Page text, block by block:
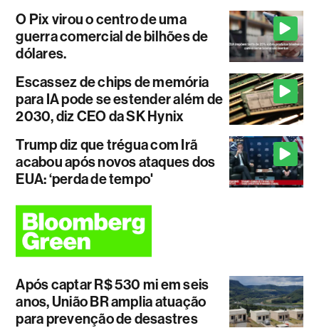
O Pix virou o centro de uma
guerra comercial de bilhões de
dólares.
Escassez de chips de memória
para IA pode se estender além de
2030, diz CEO da SK Hynix
Trump diz que trégua com Irã
acabou após novos ataques dos
EUA: ‘perda de tempo'
Após captar R$ 530 mi em seis
anos, União BR amplia atuação
para prevenção de desastres